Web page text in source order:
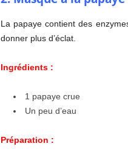
La papaye contient des
donner plus d’éclat.
Ingrédients :
1 papaye crue
Un peu d’eau
Préparation :